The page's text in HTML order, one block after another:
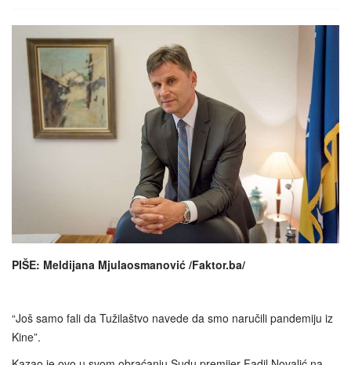
i
o
o
PIŠE: Meldijana Mjulaosmanović /Faktor.ba/
“Još samo fali da Tužilaštvo navede da smo naručili pandemiju iz
Kine”.